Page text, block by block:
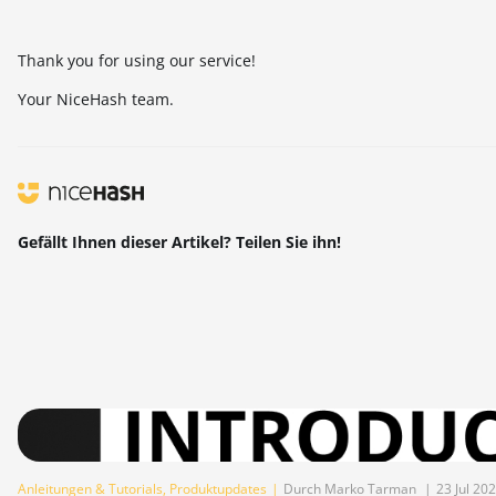
Thank you for using our service!
Your NiceHash team.
Gefällt Ihnen dieser Artikel? Teilen Sie ihn!
Anleitungen & Tutorials, Produktupdates | Durch Marko Tarman | 23 Jul